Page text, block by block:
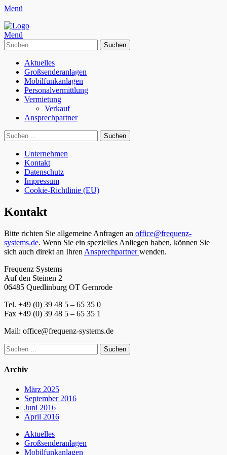
Menü
Frequenz Systems
broadcast solutions
Menü
Suchen
nach:
Primäres
Menü
Zum
Inhalt
springen
Aktuelles
Großsenderanlagen
Mobilfunkanlagen
Personalvermittlung
Vermietung
Verkauf
Ansprechpartner
Suchen
Suchen
nach:
Sekundäres
Menü
Zum
Inhalt
springen
Unternehmen
Kontakt
Datenschutz
Impressum
Cookie-Richtlinie (EU)
Kontakt
Bitte richten Sie allgemeine Anfragen an office@frequenz-
systems.de. Wenn Sie ein spezielles Anliegen haben, können Sie
sich auch direkt an Ihren Ansprechpartnerwenden.
Frequenz Systems
Auf den Steinen 2
06485 Quedlinburg OT Gernrode
Tel. +49 (0) 39 48 5 – 65 35 0
Fax +49 (0) 39 48 5 – 65 35 1
Mail: office@frequenz-systems.de
Suchen
nach:
Archiv
März 2025
September 2016
Juni 2016
April 2016
Aktuelles
Großsenderanlagen
Mobilfunkanlagen